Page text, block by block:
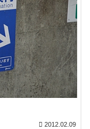
2012.02.09